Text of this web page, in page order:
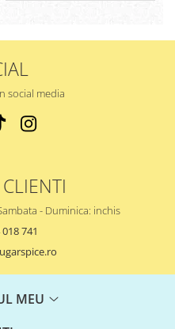
social media
- Duminica: inchis
741
MEU